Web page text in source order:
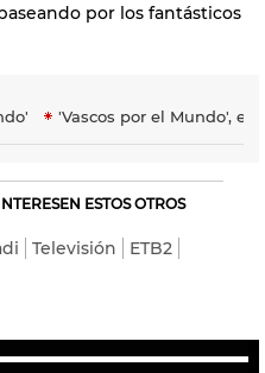
por los fantásticos
'Vascos por el Mundo', en
ESTOS OTROS
Televisión
ETB2